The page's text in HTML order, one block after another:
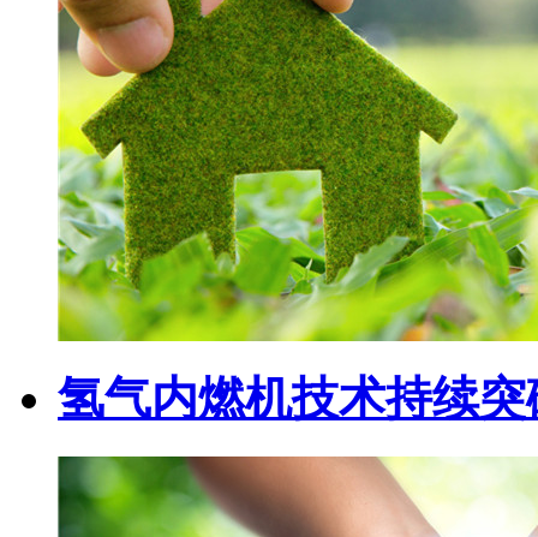
氢气内燃机技术持续